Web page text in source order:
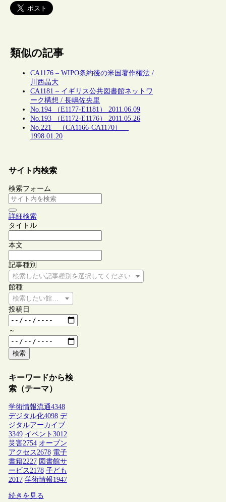
類似の記事
CA1176 – WIPO条約後の米国著作権法 /
川西晶大
CA1181 – イギリス公共図書館ネットワ
ーク構想 / 長嶋佐央里
No.194 （E1177-E1181） 2011.06.09
No.193 （E1172-E1176） 2011.05.26
No.221 （CA1166-CA1170）
1998.01.20
サイト内検索
検索フォーム
詳細検索
タイトル
本文
記事種別
検索したい記事種別を選択してください
館種
検索したい館種を選択してください
投稿日
～
検索
キーワードから検
索（テーマ）
学術情報流通4348
デジタル化4098 デ
ジタルアーカイブ
3349 イベント 3012
災害2754 オープン
アクセス2678 電子
書籍2227 図書館サ
ービス2178 子ども
2017 学術情報1947
続きを見る